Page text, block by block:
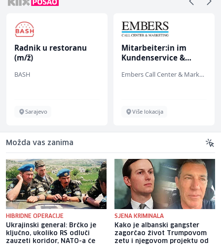
Radnik u restoranu
(m/ž)
BASH
Sarajevo
Mitarbeiter:in im
Kundenservice &
Embers Call Center & Marketing
Više lokacija
Možda vas zanima
HIBRIDNE OPERACIJE
Ukrajinski general: Brčko je
ključno, ukoliko RS odluči
zauzeti koridor, NATO-a će
SJENA KRIMINALA
Kako je albanski gangster
zagorčao život Trumpovom
zetu i njegovom projektu od